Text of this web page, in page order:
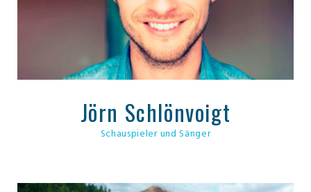
Jörn Schlönvoigt
Schauspieler und Sänger